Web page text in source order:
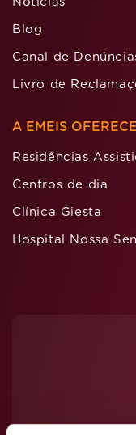
Blog
Canal de
Livro de
A EMEIS
Residências
Centros de dia
Clínica Giesta
Hospital Nossa